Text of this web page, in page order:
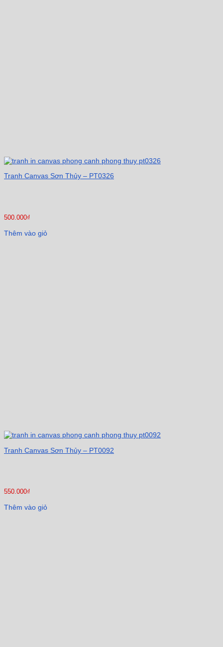
Tranh Canvas Sơn Thủy – PT0326
500.000₫
Thêm vào giỏ
Tranh Canvas Sơn Thủy – PT0092
550.000₫
Thêm vào giỏ